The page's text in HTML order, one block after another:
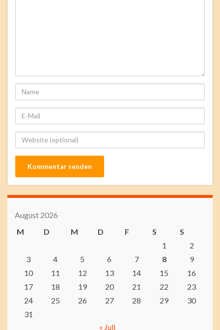
August 2026
M
D M D F S
S
1
2
3
4 5 6 7 8
9
10
11 12 13 14 15
16
17
18 19 20 21 22
23
24
25 26 27 28 29
30
31
« Juli